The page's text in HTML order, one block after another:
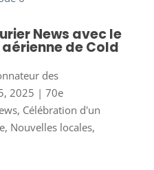
News avec le
de Cold
des
2025 | 70e
, Célébration d'un
, Nouvelles locales,